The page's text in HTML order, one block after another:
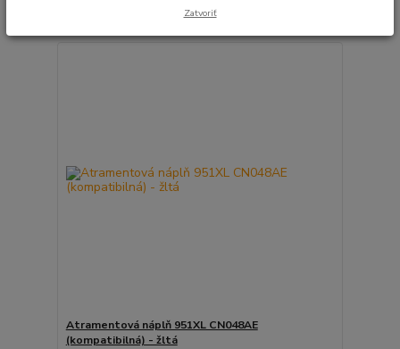
strana
Atramentová náplň 951XL CN048AE
(kompatibilná) - žltá
Zatvoriť